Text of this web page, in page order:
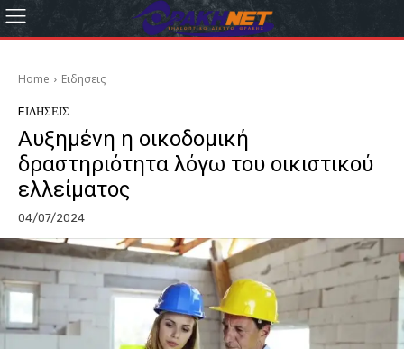
Home Eιδησεις
EΙΔΗΣΕΙΣ
Αυξημένη η οικοδομική
δραστηριότητα λόγω του οικιστικού
ελλείματος
04/07/2024